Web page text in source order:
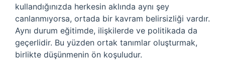
kullandığınızda herkesin aklında aynı şey
canlanmıyorsa, ortada bir kavram belirsizliği vardır.
Aynı durum eğitimde, ilişkilerde ve politikada da
geçerlidir. Bu yüzden ortak tanımlar oluşturmak,
birlikte düşünmenin ön koşuludur.